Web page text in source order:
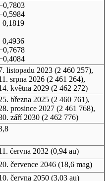
0,1819
0,4936
listopadu 2023(2 460 257),
srpna 2026(2 461 264),
května 2029(2 462 272)
března 2025(2 460 761),
prosince 2027(2 461 768),
září 2030(2 462 776)
června 2032 (0,94 au)
července 2046(18,6 mag)
června 2050(3,03 au)